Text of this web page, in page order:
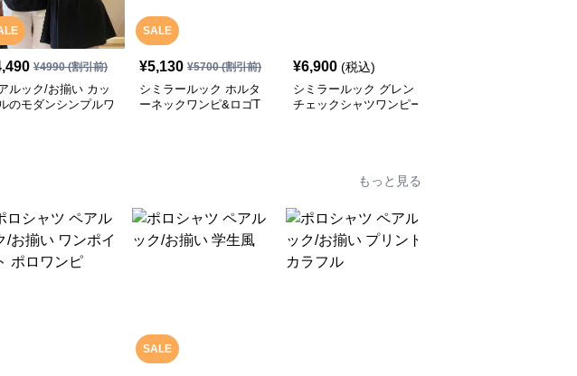
¥4990(割引前)
ルック/お揃い カッ
のモダンシンプルワ
SALE
¥5,130 ¥5700(割引前)
シミラールック ホルタ
ーネックワンピ&ロゴT
¥6,900 (税込)
シミラールック グレン
チェックシャツワンピー
もっと見る
SALE